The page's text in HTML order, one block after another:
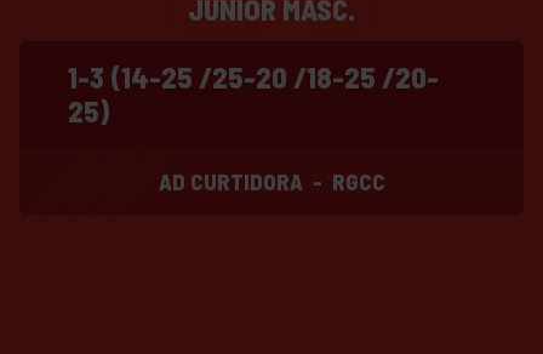
JUNIOR MASC.
1-3 (14-25 /25-20 /18-25 /20-
25)
AD CURTIDORA - RGCC